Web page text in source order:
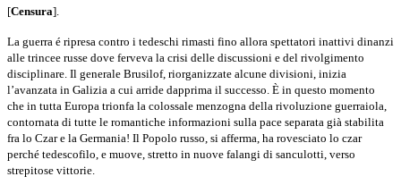
[Censura].
La guerra é ripresa contro i tedeschi rimasti fino allora spettatori inattivi dinanzi
alle trincee russe dove ferveva la crisi delle discussioni e del rivolgi­mento
disciplinare. Il generale Brusilof, riorganizzate alcune divisioni, inizia
l’avanzata in Galizia a cui arride dapprima il successo. È in questo momento
che in tutta Europa trionfa la colossale menzogna della rivoluzione guerraiola,
contornata di tutte le romantiche informazioni sulla pace separata già sta­bilita
fra lo Czar e la Germania! Il Popolo russo, si afferma, ha rovesciato lo czar
perché tedescofilo, e muove, stretto in nuove falangi di sanculotti, verso
strepitose vittorie.